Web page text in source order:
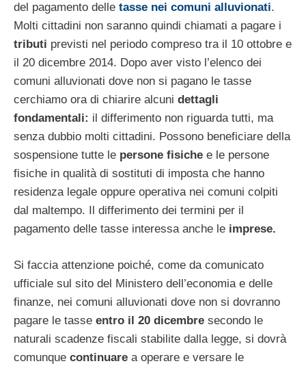
del pagamento delle tasse nei comuni alluvionati.
Molti cittadini non saranno quindi chiamati a pagare i
tributi previsti nel periodo compreso tra il 10 ottobre e
il 20 dicembre 2014. Dopo aver visto l’elenco dei
comuni alluvionati dove non si pagano le tasse
cerchiamo ora di chiarire alcuni dettagli
fondamentali: il differimento non riguarda tutti, ma
senza dubbio molti cittadini. Possono beneficiare della
sospensione tutte le persone fisiche e le persone
fisiche in qualità di sostituti di imposta che hanno
residenza legale oppure operativa nei comuni colpiti
dal maltempo. Il differimento dei termini per il
pagamento delle tasse interessa anche le imprese.
Si faccia attenzione poiché, come da comunicato
ufficiale sul sito del Ministero dell’economia e delle
finanze, nei comuni alluvionati dove non si dovranno
pagare le tasse entro il 20 dicembre secondo le
naturali scadenze fiscali stabilite dalla legge, si dovrà
comunque continuare a operare e versare le